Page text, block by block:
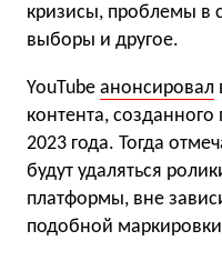
кризисы, проблемы в
выборы и другое.
YouTube анонсировал
контента,
2023 года. Тогда
будут удаляться
платформы, вне
подобной